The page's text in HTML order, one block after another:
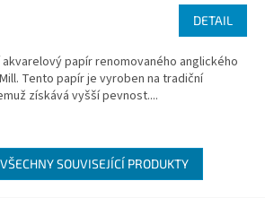
DETAIL
papír renomovaného anglického
Tento papír je vyroben na tradiční
získává vyšší pevnost....
SOUVISEJÍCÍ PRODUKTY